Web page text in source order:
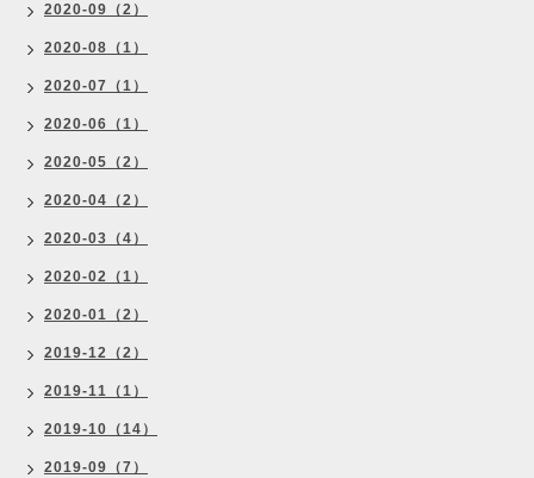
2020-09（2）
2020-08（1）
2020-07（1）
2020-06（1）
2020-05（2）
2020-04（2）
2020-03（4）
2020-02（1）
2020-01（2）
2019-12（2）
2019-11（1）
2019-10（14）
2019-09（7）